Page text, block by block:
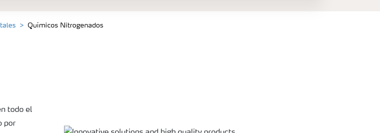
Químicos Nitrogenados
todo el
por